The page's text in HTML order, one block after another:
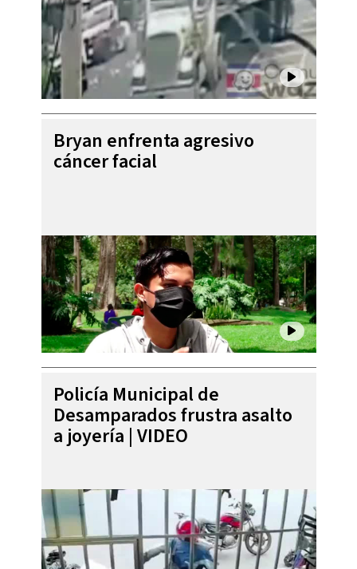
Bryan enfrenta agresivo
cáncer facial
Policía Municipal de
Desamparados frustra asalto
a joyería | VIDEO